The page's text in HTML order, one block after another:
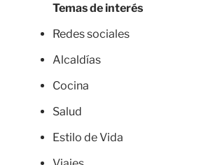
Temas de interés
Redes sociales
Alcaldías
Cocina
Salud
Estilo de Vida